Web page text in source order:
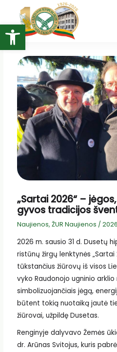
Open toolbar
turinio
„Sartai 2026“ –
gyvos tradicijos
Naujienos, ŽUR Naujienos /
2026 m. sausio 31 d. Dusetų
ristūnų žirgų lenktynės „Sartai
tūkstančius žiūrovų iš visos
vyko Raudonojo ugninio
simbolizuojančiais jėgą,
būtent tokią nuotaiką jautė
žiūrovai, užpildę Dusetas.
Renginyje dalyvavo Žemės
dr. Arūnas Svitojus, kuris